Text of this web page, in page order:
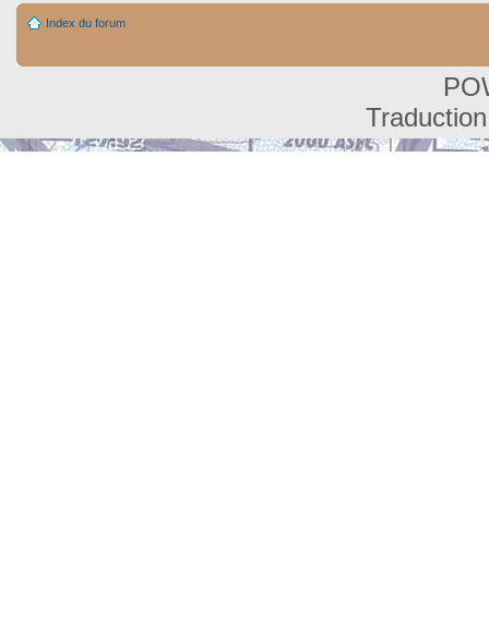
Index du forum